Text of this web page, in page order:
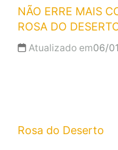
NÃO ERRE MAIS
ROSA DO
Atualizado em06/
Rosa do Deserto